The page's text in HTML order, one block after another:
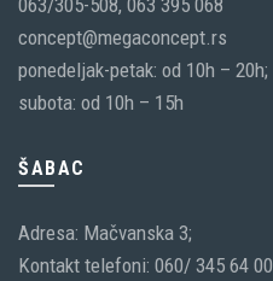
concept@megaconcept.rs
ponedeljak-petak: od 10h – 20h;
subota: od 10h – 15h
ŠABAC
Adresa: Mačvanska 3;
Kontakt telefoni: 060/ 345 64 00